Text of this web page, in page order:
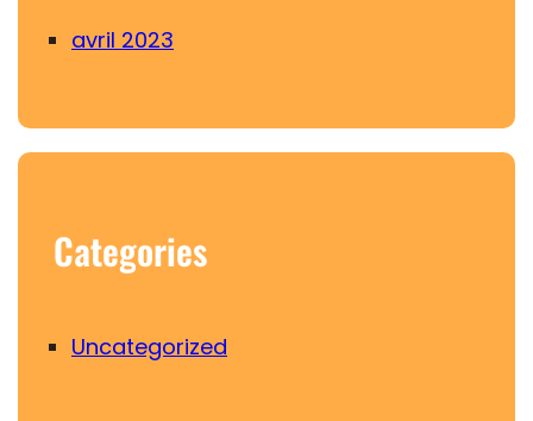
avril 2023
Categories
Uncategorized